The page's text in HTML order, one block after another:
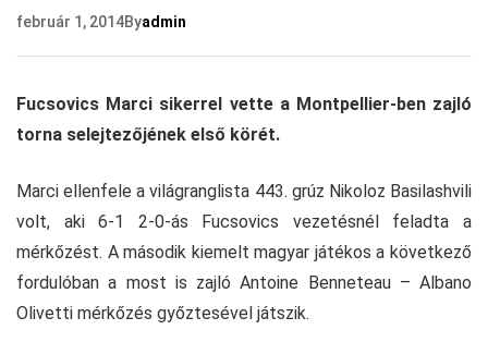
február 1, 2014Byadmin
Fucsovics Marci sikerrel vette a Montpellier-ben zajló
torna selejtezőjének első körét.
Marci ellenfele a világranglista 443. grúz Nikoloz Basilashvili
volt, aki 6-1 2-0-ás Fucsovics vezetésnél feladta a
mérkőzést. A második kiemelt magyar játékos a következő
fordulóban a most is zajló Antoine Benneteau – Albano
Olivetti mérkőzés győztesével játszik.